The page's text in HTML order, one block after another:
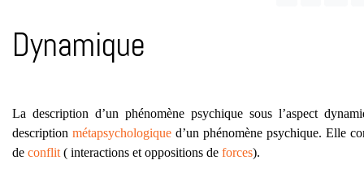
Dynamique
La description d’un phénomène psychique sous l’aspect
description métapsychologique d’un phénomène psychique. Elle
de conflit ( interactions et oppositions de forces).